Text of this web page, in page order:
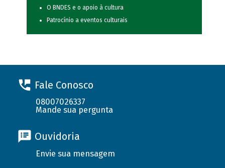
O BNDES e o apoio à cultura
Patrocínio a eventos culturais
Fale Conosco
08007026337
Mande sua pergunta
Ouvidoria
Envie sua mensagem